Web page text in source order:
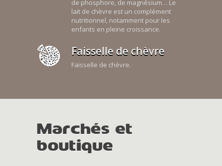
de phosphore, de magnésium… Le
lait de chèvre est un complément
nutritionnel, notamment pour les
enfants en pleine croissance.
Faisselle de chèvre
Faisselle de chèvre.
Marchés et
boutique